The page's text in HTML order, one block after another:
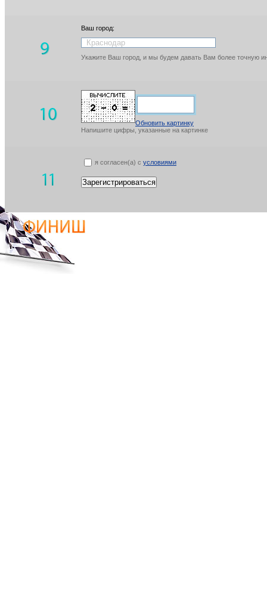
Ваш город:
Укажите Ваш город, и мы будем давать Вам более точную
Обновить картинку
Напишите цифры, указанные на картинке
я согласен(а) с условиями
Зарегистрироваться